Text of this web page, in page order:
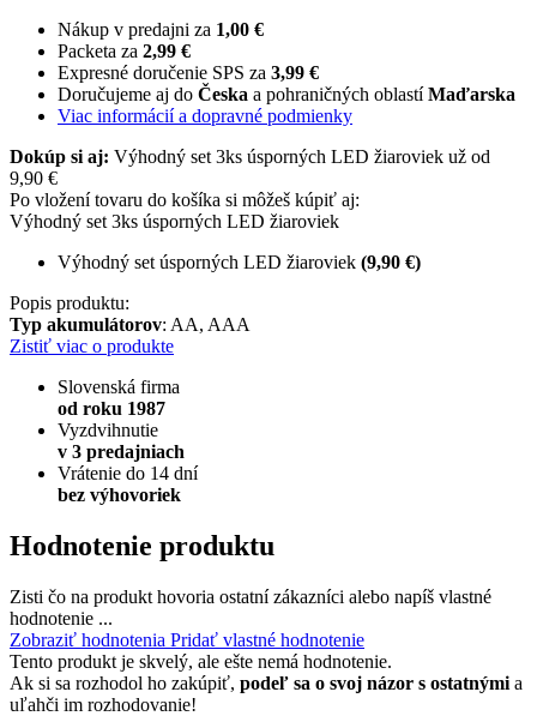
Nákup v predajni za 1,00 €
Packeta za 2,99 €
Expresné doručenie SPS za 3,99 €
Doručujeme aj do Česka a pohraničných oblastíMaďarska
Viac informácií a dopravné podmienky
Dokúp si aj: Výhodný set 3ks úsporných LED žiaroviek už od
9,90 €
Po vložení tovaru do košíka si môžeš kúpiť aj:
Výhodný set 3ks úsporných LED žiaroviek
Výhodný set úsporných LED žiaroviek (9,90 €)
Popis produktu:
Typ akumulátorov: AA, AAA
Zistiť viac o produkte
Slovenská firma
od roku 1987
Vyzdvihnutie
v 3 predajniach
Vrátenie do 14 dní
bez výhovoriek
Hodnotenie produktu
Zisti čo na produkt hovoria ostatní zákazníci alebo napíš vlastné
hodnotenie ...
Zobraziť hodnotenia Pridať vlastné hodnotenie
Tento produkt je skvelý, ale ešte nemá hodnotenie.
Ak si sa rozhodol ho zakúpiť, podeľ sa o svoj názor s ostatnými a
uľahči im rozhodovanie!